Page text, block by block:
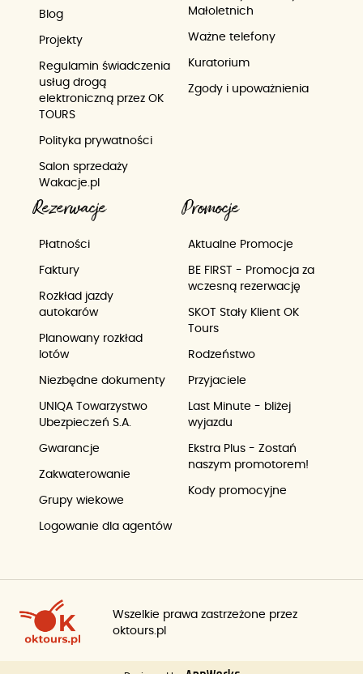
Blog
Projekty
Regulamin świadczenia
usług drogą
elektroniczną przez OK
TOURS
Polityka prywatności
Salon sprzedaży
Wakacje.pl
Małoletnich
Ważne telefony
Kuratorium
Zgody i upoważnienia
Rezerwacje
Płatności
Faktury
Rozkład jazdy
autokarów
Planowany rozkład
lotów
Niezbędne dokumenty
UNIQA Towarzystwo
Ubezpieczeń S.A.
Gwarancje
Zakwaterowanie
Grupy wiekowe
Logowanie dla agentów
Promocje
Aktualne Promocje
BE FIRST - Promocja za
wczesną rezerwację
SKOT Stały Klient OK
Tours
Rodzeństwo
Przyjaciele
Last Minute - bliżej
wyjazdu
Ekstra Plus - Zostań
naszym promotorem!
Kody promocyjne
Wszelkie prawa zastrzeżone przez
oktours.pl